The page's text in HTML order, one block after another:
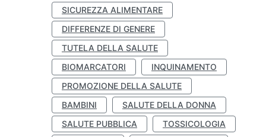
SICUREZZA ALIMENTARE
DIFFERENZE DI GENERE
TUTELA DELLA SALUTE
BIOMARCATORI
INQUINAMENTO
PROMOZIONE DELLA SALUTE
BAMBINI
SALUTE DELLA DONNA
SALUTE PUBBLICA
TOSSICOLOGIA